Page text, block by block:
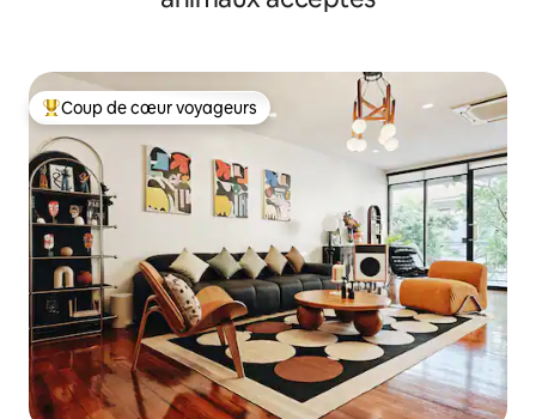
Coups de cœur voyageurs les plus appréciés
Coup de cœur voyageurs